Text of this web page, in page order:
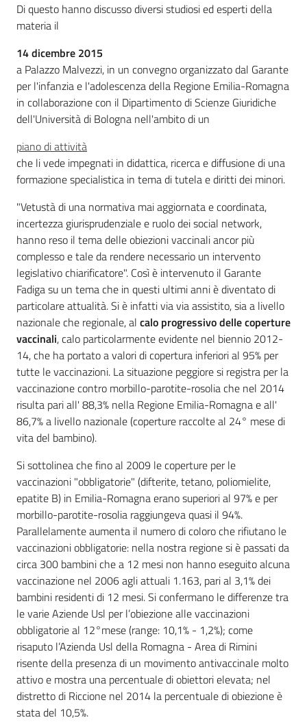
Di questo hanno discusso diversi studiosi ed esperti della
materia il
14 dicembre 2015
a Palazzo Malvezzi, in un convegno organizzato dal Garante
per l'infanzia e l'adolescenza della Regione Emilia-Romagna
in collaborazione con il Dipartimento di Scienze Giuridiche
dell'Università di Bologna nell'ambito di un
piano di attività
che li vede impegnati in didattica, ricerca e diffusione di una
formazione specialistica in tema di tutela e diritti dei minori.
"Vetustà di una normativa mai aggiornata e coordinata,
incertezza giurisprudenziale e ruolo dei social network,
hanno reso il tema delle obiezioni vaccinali ancor più
complesso e tale da rendere necessario un intervento
legislativo chiarificatore". Così è intervenuto il Garante
Fadiga su un tema che in questi ultimi anni è diventato di
particolare attualità. Si è infatti via via assistito, sia a livello
nazionale che regionale, al calo progressivo delle coperture
vaccinali, calo particolarmente evidente nel biennio 2012-
14, che ha portato a valori di copertura inferiori al 95% per
tutte le vaccinazioni. La situazione peggiore si registra per la
vaccinazione contro morbillo-parotite-rosolia che nel 2014
risulta pari all' 88,3% nella Regione Emilia-Romagna e all'
86,7% a livello nazionale (coperture raccolte al 24° mese di
vita del bambino).
Si sottolinea che fino al 2009 le coperture per le
vaccinazioni "obbligatorie" (difterite, tetano, poliomielite,
epatite B) in Emilia-Romagna erano superiori al 97% e per
morbillo-parotite-rosolia raggiungeva quasi il 94%.
Parallelamente aumenta il numero di coloro che rifiutano le
vaccinazioni obbligatorie: nella nostra regione si è passati da
circa 300 bambini che a 12 mesi non hanno eseguito alcuna
vaccinazione nel 2006 agli attuali 1.163, pari al 3,1% dei
bambini residenti di 12 mesi. Si confermano le differenze tra
le varie Aziende Usl per l’obiezione alle vaccinazioni
obbligatorie al 12°mese (range: 10,1% - 1,2%); come
risaputo l’Azienda Usl della Romagna - Area di Rimini
risente della presenza di un movimento antivaccinale molto
attivo e mostra una percentuale di obiettori elevata; nel
distretto di Riccione nel 2014 la percentuale di obiezione è
stata del 10,5%.